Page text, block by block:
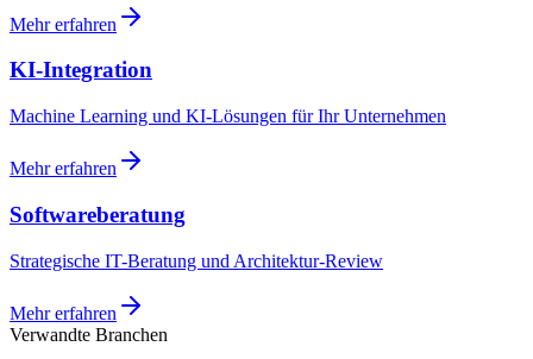
Mehr erfahren
KI-Integration
Machine Learning und KI-Lösungen für Ihr Unternehmen
Mehr erfahren
Softwareberatung
Strategische IT-Beratung und Architektur-Review
Mehr erfahren
Verwandte Branchen